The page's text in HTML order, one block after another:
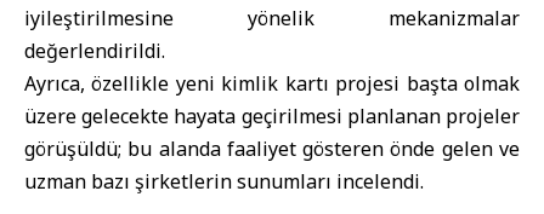
iyileştirilmesine yönelik mekanizmalar
değerlendirildi.
Ayrıca, özellikle yeni kimlik kartı projesi başta olmak
üzere gelecekte hayata geçirilmesi planlanan projeler
görüşüldü; bu alanda faaliyet gösteren önde gelen ve
uzman bazı şirketlerin sunumları incelendi.